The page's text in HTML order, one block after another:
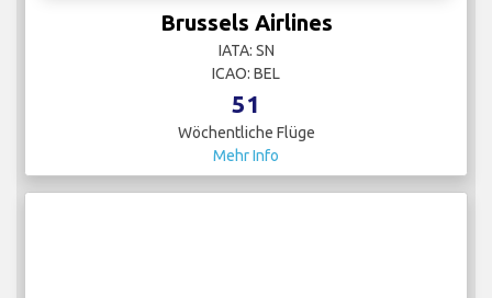
Brussels Airlines
IATA: SN
ICAO: BEL
51
Wöchentliche Flüge
Mehr Info